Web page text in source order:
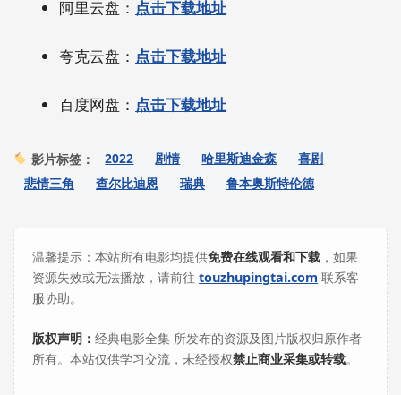
阿里云盘： 点击下载地址
夸克云盘： 点击下载地址
百度网盘： 点击下载地址
影片标签： 2022 剧情 哈里斯迪金森
喜剧
悲情三角
查尔比迪恩 瑞典 鲁本奥斯特伦德
温馨提示：本站所有电影均提供免费在线观看和下载 ，如果
资源失效或无法播放，请前往 touzhupingtai.com 联系客
服协助。
版权声明： 经典电影全集 所发布的资源及图片版权归原作者
所有。本站仅供学习交流，未经授权禁止商业采集或转载。